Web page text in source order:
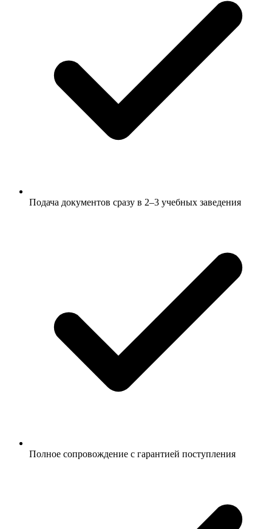
Подача документов сразу в 2–3 учебных заведения
Полное сопровождение с гарантией поступления